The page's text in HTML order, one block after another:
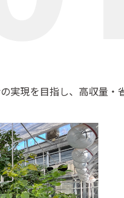
実現を目指し、高収量